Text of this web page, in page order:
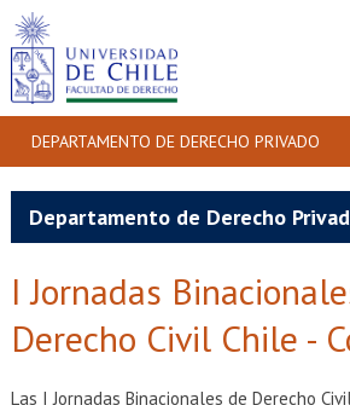
FACULTAD
POSTGRADO
DEPARTAMENTO DE DERECHO PRIVADO
Departamento de Derecho
I Jornadas
Derecho Civil Chile -
Las I Jornadas Binacionales de Derecho